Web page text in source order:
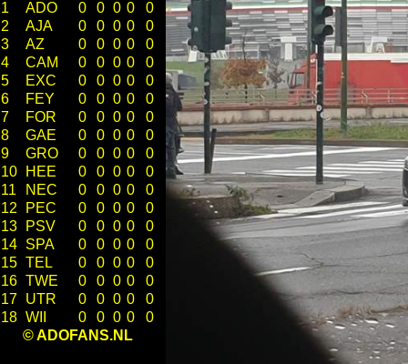
1
ADO 0 0 0 0
0
2
AJA 0 0 0 0
0
3
AZ 0 0 0 0
0
4
CAM 0 0 0 0
0
5
EXC 0 0 0 0
0
6
FEY 0 0 0 0
0
7
FOR 0 0 0 0
0
8
GAE 0 0 0 0
0
9
GRO 0 0 0 0
0
10
HEE 0 0 0 0
0
11
NEC 0 0 0 0
0
12
PEC 0 0 0 0
0
13
PSV 0 0 0 0
0
14 SPA 0 0 0 0
0
15 TEL 0 0 0 0
0
16 TWE 0 0 0 0
0
17 UTR 0 0 0 0
0
18 WII 0 0 0 0
0
© ADOFANS.NL